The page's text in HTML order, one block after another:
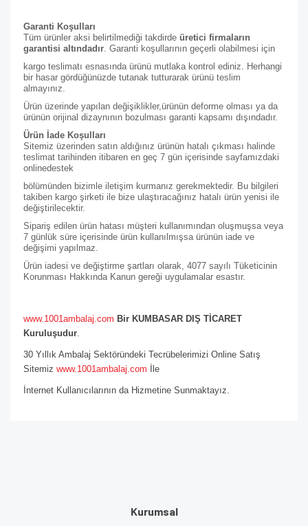
Garanti Koşulları
Tüm ürünler aksi belirtilmediği takdirde üretici firmaların
garantisi altındadır . Garanti koşullarının geçerli olabilmesi için
kargo teslimatı esnasında ürünü mutlaka kontrol ediniz. Herhangi
bir hasar gördüğünüzde tutanak tutturarak ürünü teslim
almayınız.
Ürün üzerinde yapılan değişiklikler,ürünün deforme olması ya da
ürünün orijinal dizaynının bozulması garanti kapsamı dışındadır.
Ürün İade Koşulları
Sitemiz üzerinden satın aldığınız ürünün hatalı çıkması halinde
teslimat tarihinden itibaren en geç 7 gün içerisinde sayfamızdaki
onlinedestek
bölümünden bizimle iletişim kurmanız gerekmektedir. Bu bilgileri
takiben kargo şirketi ile bize ulaştıracağınız hatalı ürün yenisi ile
değiştirilecektir.
Sipariş edilen ürün hatası müşteri kullanımından oluşmuşsa veya
7 günlük süre içerisinde ürün kullanılmışsa ürünün iade ve
değişimi yapılmaz.
Ürün iadesi ve değiştirme şartları olarak, 4077 sayılı Tüketicinin
Korunması Hakkında Kanun gereği uygulamalar esastır.
www.1001ambalaj.com Bir KUMBASAR DIŞ TİCARET
Kuruluşudur
30 Yıllık Ambalaj Sektöründeki Tecrübelerimizi Online Satış
Sitemiz www.1001ambalaj.com İle
İnternet Kullanıcılarının da Hizmetine Sunmaktayız.
Kurumsal